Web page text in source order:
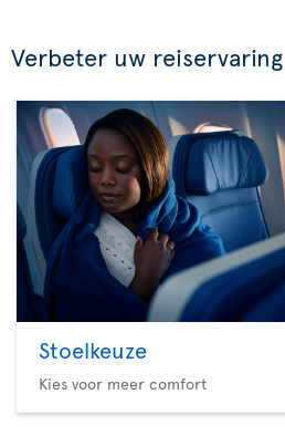
Verbeter uw reiservaring
Stoelkeuze
Kies voor meer comfort